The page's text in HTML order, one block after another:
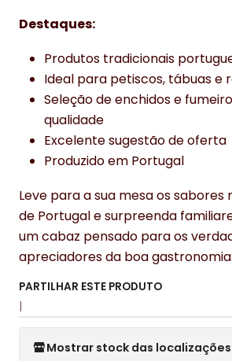
Destaques:
Produtos tradicionais
Ideal para petiscos, tábuas e
Seleção de enchidos e
qualidade
Excelente sugestão de oferta
Produzido em Portugal
Leve para a sua mesa os sabores
de Portugal e surpreenda
um cabaz pensado para os
apreciadores da boa
PARTILHAR ESTE PRODUTO
Mostrar stock das localizações